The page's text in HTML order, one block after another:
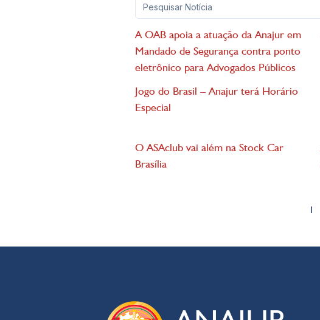
A OAB apoia a atuação da Anajur em
Mandado de Segurança contra ponto
eletrônico para Advogados Públicos
Jogo do Brasil – Anajur terá Horário
Especial
O ASAclub vai além na Stock Car
Brasília
1